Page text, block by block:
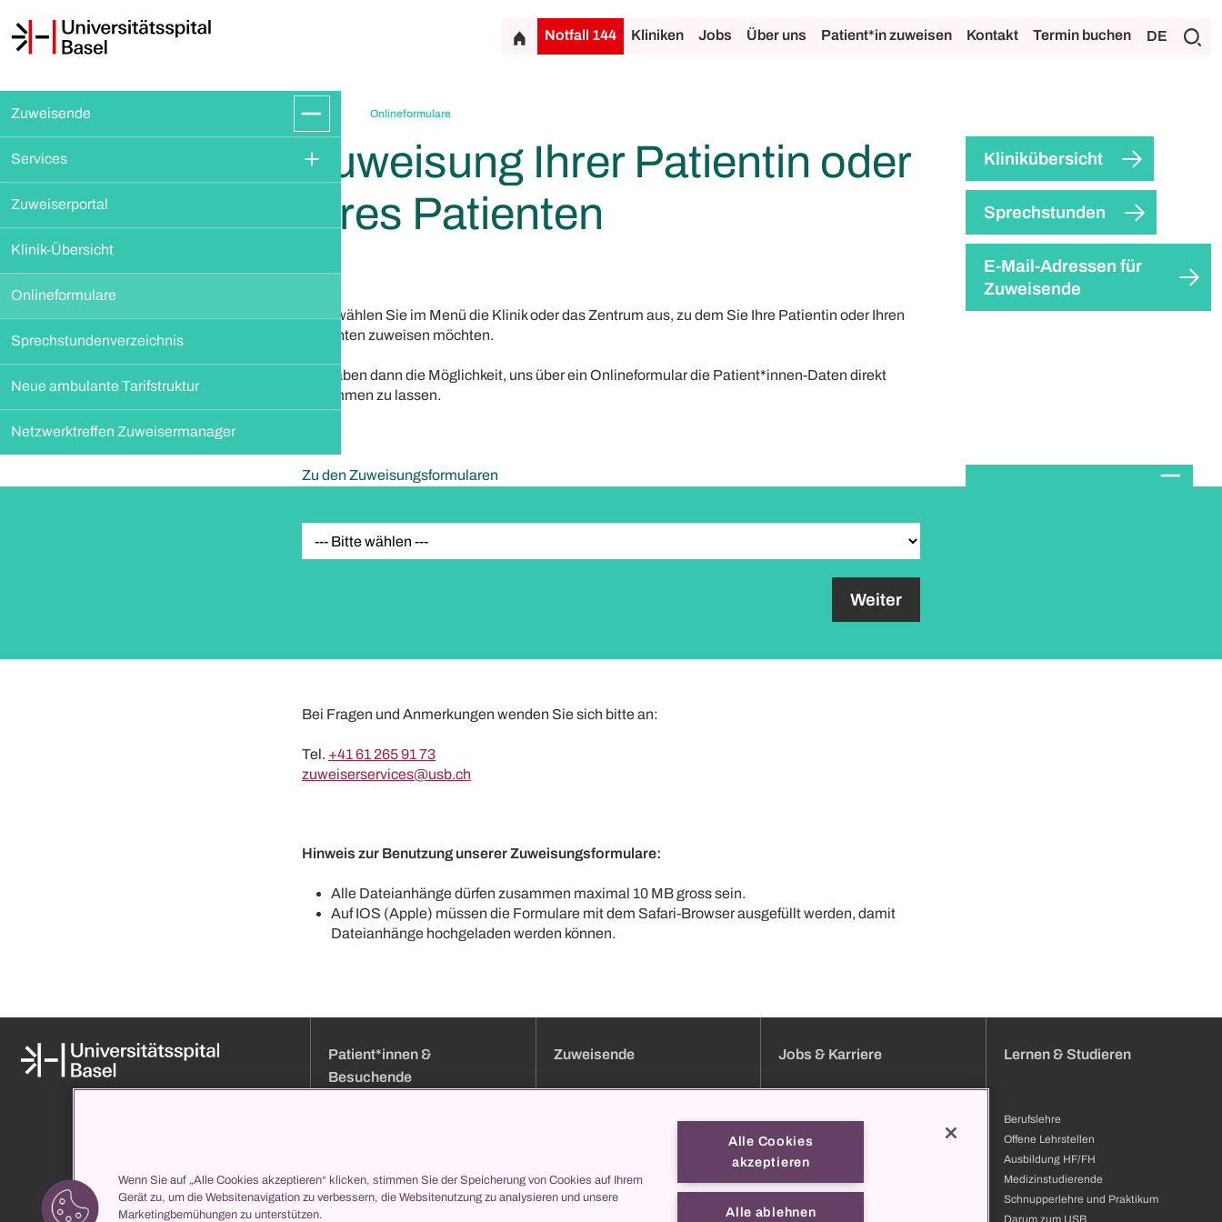
Notfall 144 Kliniken Jobs Über uns Patient*in zuweisen Kontakt Termin buchen DE
Zuweisende
Services
Zuweiserportal
Klinik-Übersicht
Onlineformulare
Sprechstundenverzeichnis
Neue ambulante Tarifstruktur
Netzwerktreffen Zuweisermanager
Onlineformulare
Zuweisung Ihrer Patientin oder
Ihres Patienten
Bitte wählen Sie im Menü die Klinik oder das Zentrum aus, zu dem Sie Ihre Patientin oder Ihren
Patienten zuweisen möchten.
Sie haben dann die Möglichkeit, uns über ein Onlineformular die Patient*innen-Daten direkt
zukommen zu lassen.
Klinikübersicht
Sprechstunden
E-Mail-Adressen für
Zuweisende
Zu den Zuweisungsformularen
Bei Fragen und Anmerkungen wenden Sie sich bitte an:
Tel. +41 61 265 91 73
zuweiserservices@usb.ch
Hinweis zur Benutzung unserer Zuweisungsformulare:
Alle Dateianhänge dürfen zusammen maximal 10 MB gross sein.
Auf IOS (Apple) müssen die Formulare mit dem Safari-Browser ausgefüllt werden, damit
Dateianhänge hochgeladen werden können.
Klinikverzeichnis
propatient
Patient*innen &
Besuchende
Eintritt
Ihr Aufenthalt bei uns
Zuweisende
Onlineformulare
collegis
Jobs & Karriere
Jobs
Bewerbung
Weiterbildung & Entwicklung
Kontakt
Lernen & Studieren
Berufslehre
Offene Lehrstellen
Ausbildung HF/FH
Medizinstudierende
Schnupperlehre und Praktikum
Darum zum USB
Wenn Sie auf „Alle Cookies akzeptieren“ klicken, stimmen Sie der Speicherung von Cookies auf Ihrem
Gerät zu, um die Websitenavigation zu verbessern, die Websitenutzung zu analysieren und unsere
Marketingbemühungen zu unterstützen.
Alle Cookies
akzeptieren
Alle ablehnen